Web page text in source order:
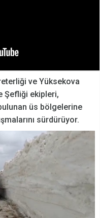
ve Yüksekova
Şefliği ekipleri,
üs bölgelerine
sürdürüyor.